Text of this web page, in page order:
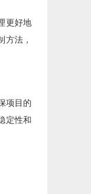
更好地
方法，
项目的
定性和